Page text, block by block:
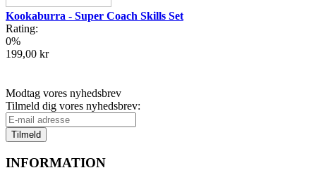
Kookaburra - Super Coach Skills Set
Rating:
0%
199,00 kr
Modtag vores nyhedsbrev
Tilmeld dig vores nyhedsbrev:
Tilmeld
INFORMATION